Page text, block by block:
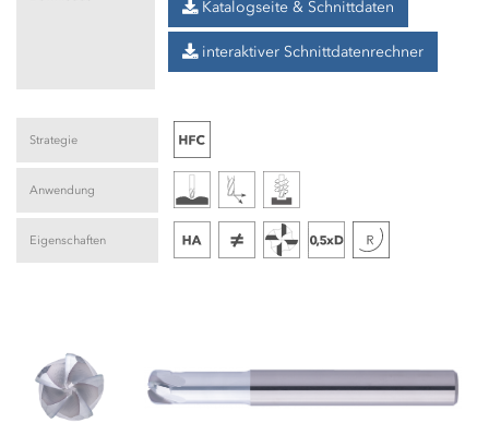
Katalogseite & Schnittdaten
interaktiver Schnittdatenrechner
Strategie
Anwendung
Eigenschaften